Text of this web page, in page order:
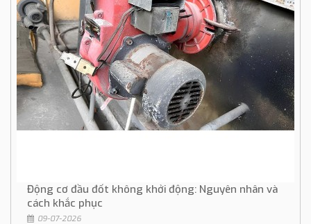
Động cơ đầu đốt không khởi động: Nguyên nhân và
cách khắc phục
09-07-2026